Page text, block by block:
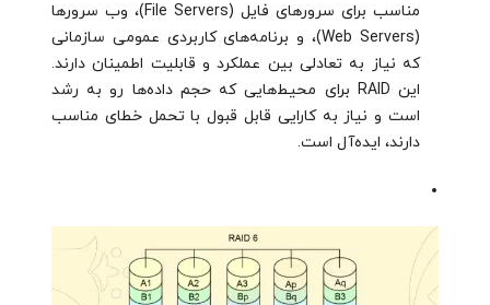
مناسب برای سرورهای فایل (File Servers)، وب سرورها
(Web Servers)، و برنامه‌های کاربردی عمومی سازمانی
که نیاز به تعادلی بین عملکرد و قابلیت اطمینان دارند.
این RAID برای محیط‌هایی که حجم داده‌ها رو به رشد
است و نیاز به کارایی قابل قبول با تحمل خطای مناسب
دارند، ایده‌آل است.